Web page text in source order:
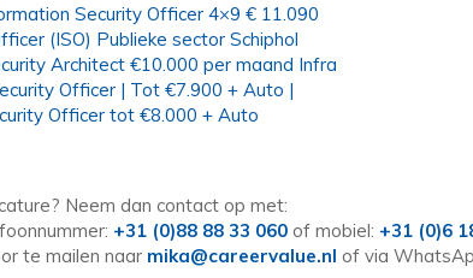
Security Officer 4×9 € 11.090
(ISO) Publieke sector Schiphol
Architect €10.000 per maand Infra
Officer | Tot €7.900 + Auto |
Officer tot €8.000 + Auto
Neem dan contact op met:
+31 (0)88 88 33 060 of mobiel: +31 (0)6
te mailen naar mika@careervalue.nl of via